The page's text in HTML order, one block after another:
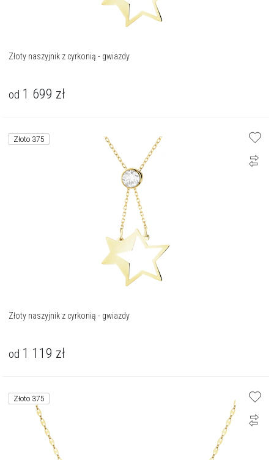
Złoty naszyjnik z cyrkonią - gwiazdy
od 1 699 zł
Złoto 375
Złoty naszyjnik z cyrkonią - gwiazdy
od 1 119 zł
Złoto 375